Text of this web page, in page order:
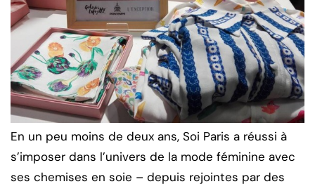
En un peu moins de deux ans, Soi Paris a réussi à
s’imposer dans l’univers de la mode féminine avec
ses chemises en soie – depuis rejointes par des